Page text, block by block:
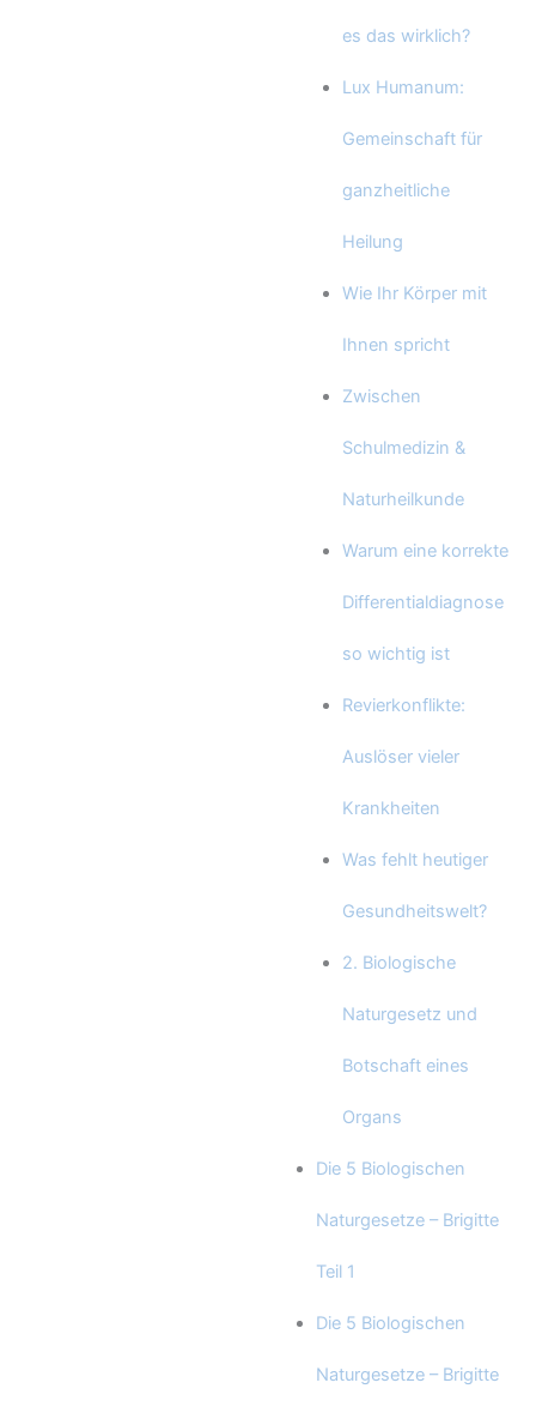
es das wirklich?
Lux Humanum:
Gemeinschaft für
ganzheitliche
Heilung
Wie Ihr Körper mit
Ihnen spricht
Zwischen
Schulmedizin &
Naturheilkunde
Warum eine korrekte
Differentialdiagnose
so wichtig ist
Revierkonflikte:
Auslöser vieler
Krankheiten
Was fehlt heutiger
Gesundheitswelt?
2. Biologische
Naturgesetz und
Botschaft eines
Organs
Die 5 Biologischen
Naturgesetze – Brigitte
Teil 1
Die 5 Biologischen
Naturgesetze – Brigitte